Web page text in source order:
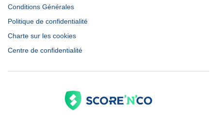
Conditions Générales
Politique de confidentialité
Charte sur les cookies
Centre de confidentialité